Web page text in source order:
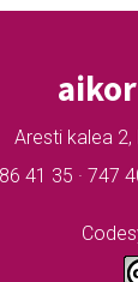
Aresti kalea
41 35 · 747